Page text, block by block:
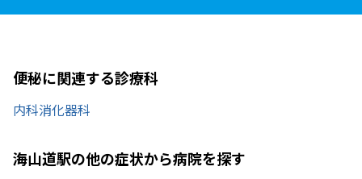
便秘に関連する診療科
内科消化器科
海山道駅の他の症状から病院を探す